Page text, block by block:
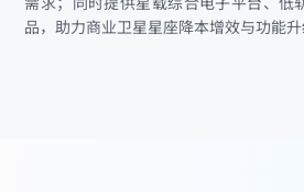
品，助力商业卫星星座降本增效与功能升